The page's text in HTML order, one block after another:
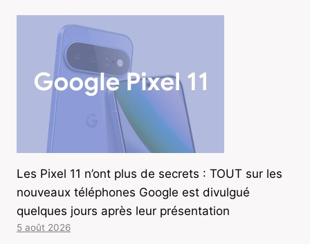
Les Pixel 11 n’ont plus de secrets : TOUT sur les
nouveaux téléphones Google est divulgué
quelques jours après leur présentation
5 août 2026